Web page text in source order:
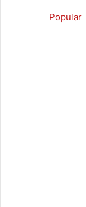
Popular